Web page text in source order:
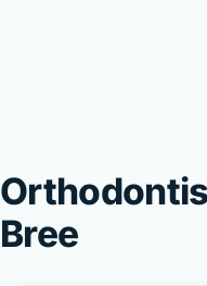
Bree